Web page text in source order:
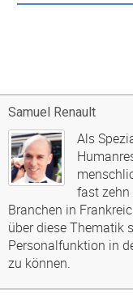
Samuel Renault
Als
fast zehn
Branchen in
über diese Thematik
Personalfunktion in
zu können.